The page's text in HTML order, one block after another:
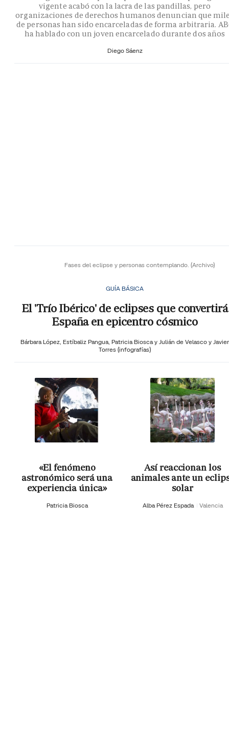
vigente acabó con la lacra de las pandillas, pero
organizaciones de derechos humanos denuncian que
de personas han sido encarceladas de forma arbitraria.
ha hablado con un joven encarcelado durante dos años
Diego Sáenz
Fases del eclipse y personas contemplando. (Archivo)
GUÍA BÁSICA
El 'Trío Ibérico' de eclipses que convertirá
España en epicentro cósmico
Bárbara López, Estíbaliz Pangua, Patricia Biosca y Julián de Velasco y Javier
Torres (infografías)
«El fenómeno
astronómico será una
experiencia única»
Patricia Biosca
Así reaccionan los
animales ante un
solar
Alba Pérez Espada Valencia